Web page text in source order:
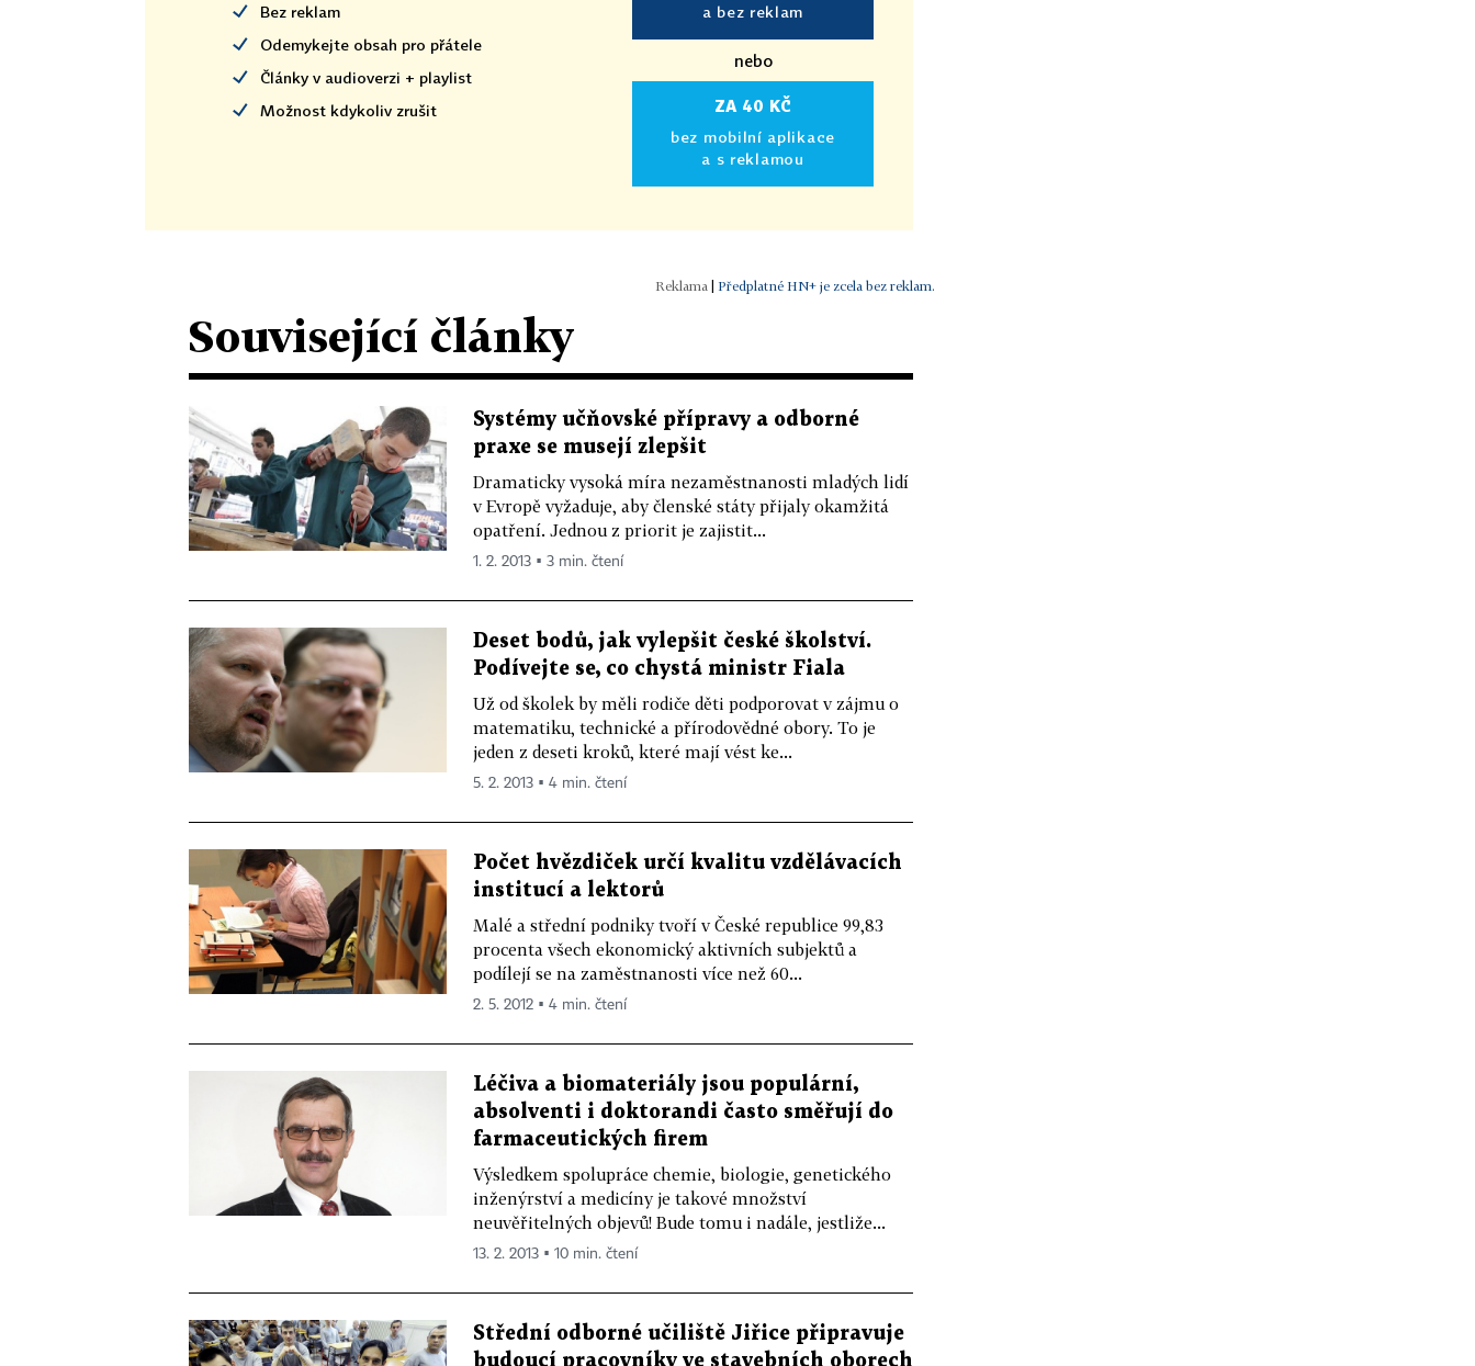
Bez reklam
Odemykejte obsah pro přátele
Články v audioverzi + playlist
Možnost kdykoliv zrušit
a bez reklam
nebo
ZA 40 KČ
bez mobilní aplikace
a s reklamou
| Předplatné HN+ je zcela bez reklam.
Související články
Systémy učňovské přípravy a odborné
praxe se musejí zlepšit
Dramaticky vysoká míra nezaměstnanosti mladých lidí
v Evropě vyžaduje, aby členské státy přijaly okamžitá
opatření. Jednou z priorit je zajistit...
1. 2. 2013 ▪ 3 min. čtení
Deset bodů, jak vylepšit české školství.
Podívejte se, co chystá ministr Fiala
Už od školek by měli rodiče děti podporovat v zájmu o
matematiku, technické a přírodovědné obory. To je
jeden z deseti kroků, které mají vést ke...
5. 2. 2013 ▪ 4 min. čtení
Počet hvězdiček určí kvalitu vzdělávacích
institucí a lektorů
Malé a střední podniky tvoří v České republice 99,83
procenta všech ekonomický aktivních subjektů a
podílejí se na zaměstnanosti více než 60...
2. 5. 2012 ▪ 4 min. čtení
Léčiva a biomateriály jsou populární,
absolventi i doktorandi často směřují do
farmaceutických firem
Výsledkem spolupráce chemie, biologie, genetického
inženýrství a medicíny je takové množství
neuvěřitelných objevů! Bude tomu i nadále, jestliže...
13. 2. 2013 ▪ 10 min. čtení
Střední odborné učiliště Jiřice připravuje
budoucí pracovníky ve stavebních oborech